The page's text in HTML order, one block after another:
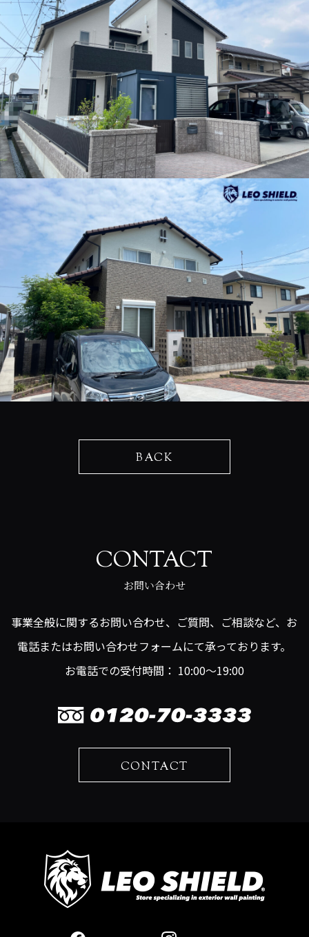
BACK
CONTACT
お問い合わせ
事業全般に関するお問い合わせ、ご質問、ご相談など、お
電話またはお問い合わせフォームにて承っております。
お電話での受付時間： 10:00～19:00
CONTACT